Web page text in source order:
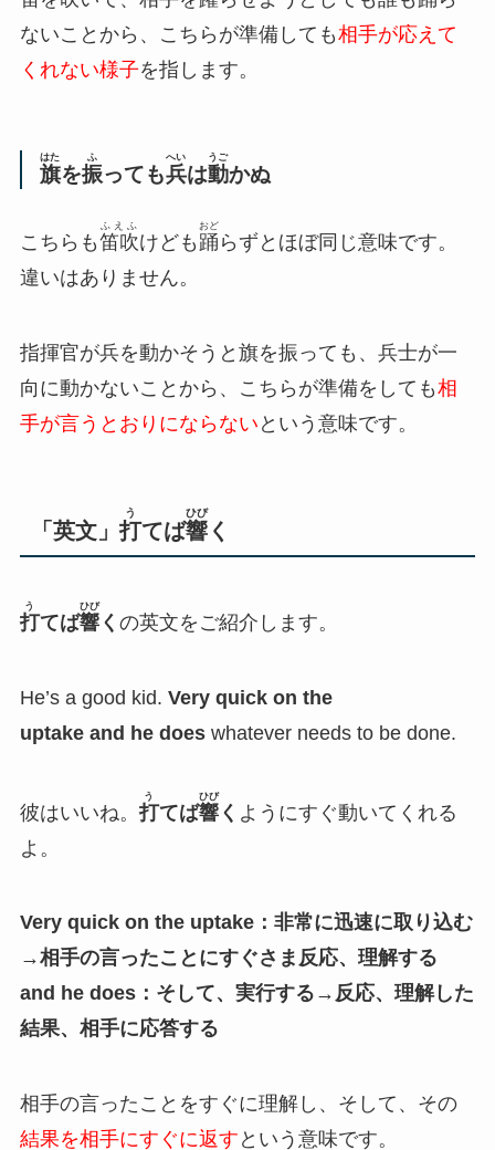
ないことから、こちらが準備しても相手が応えて
くれない様子を指します。
旗
はた
を振
ふ
っても兵
へい
は動
うご
かぬ
こちらも笛吹
ふえふ
けども 踊
おど
らずとほぼ同じ意味です。
違いはありません。
指揮官が兵を動かそうと旗を振っても、兵士が一
向に動かないことから、こちらが準備をしても相
手が言うとおりにならない という意味です。
「英文」 打
う
てば響
ひび
く
打
う
てば響
ひび
く の英文をご紹介します。
He’s a good kid. Very quick on the
uptake and he doeswhatever needs to be done.
彼はいいね。打
う
てば響
ひび
く ようにすぐ動いてくれる
よ。
Very quick on the uptake：非常に迅速に取り込む
→相手の言ったことにすぐさま反応、理解する
and he does：そして、実行する→反応、理解した
結果、相手に応答する
相手の言ったことをすぐに理解し、そして、その
結果を相手にすぐに返す という意味です。